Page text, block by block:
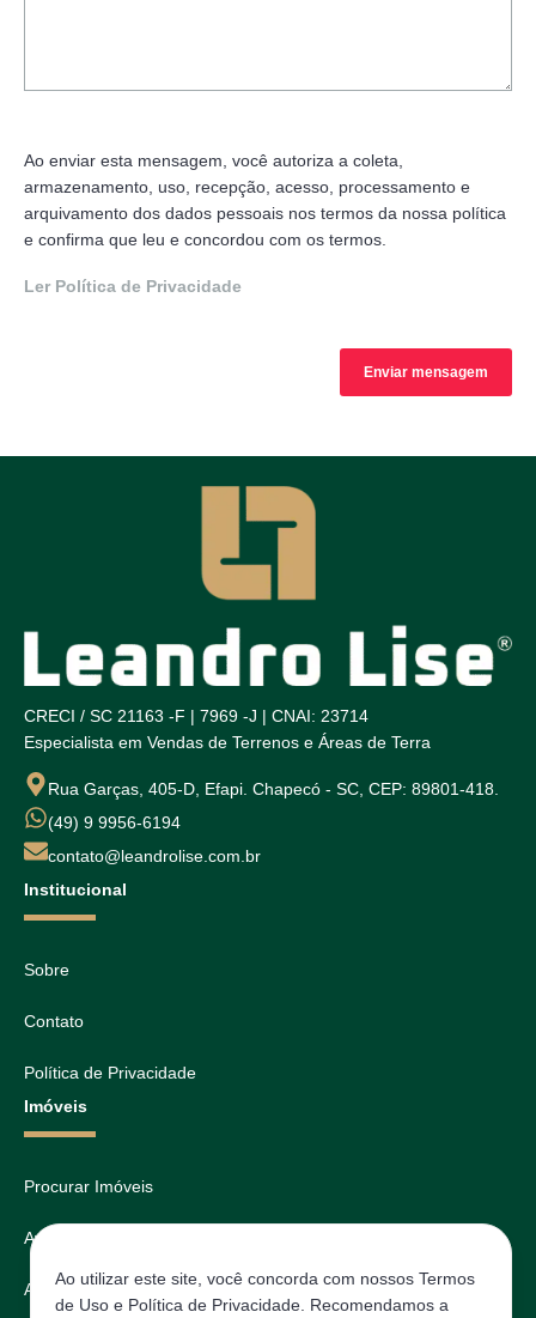
Ao enviar esta mensagem, você autoriza a coleta,
armazenamento, uso, recepção, acesso, processamento e
arquivamento dos dados pessoais nos termos da nossa política
e confirma que leu e concordou com os termos.
Ler Política de Privacidade
CRECI / SC 21163 -F | 7969 -J | CNAI: 23714
Especialista em Vendas de Terrenos e Áreas de Terra
Rua Garças, 405-D, Efapi. Chapecó - SC, CEP: 89801-418.
(49) 9 9956-6194
contato@leandrolise.com.br
Institucional
Sobre
Contato
Política de Privacidade
Imóveis
Procurar Imóveis
Avaliar
Agendar
Ao utilizar este site, você concorda com nossos Termos
de Uso e Política de Privacidade. Recomendamos a